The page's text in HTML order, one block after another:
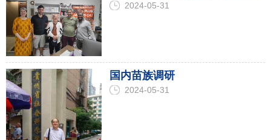
2024-05-31
国内苗族调研
2024-05-31